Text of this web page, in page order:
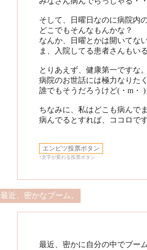
そして、日曜日なのに病院内
どこでもそんなもんかな？
なんか、日曜とかは開いてな
ま、入院してる患者さんもい
とりあえず、健康第一ですな
病院のお世話には極力なりた
誰でもそうだろうけど(・m・
ちなみに、私はどこも病んで
病んでるとすれば、ココロで
↑文字が変わる投票ボタン
最近、密かなブーム。
最近、密かに自分の中でブー